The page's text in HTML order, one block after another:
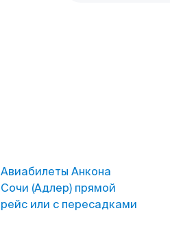
Авиабилеты Анкона
Сочи (Адлер) прямой
рейс или с пересадками